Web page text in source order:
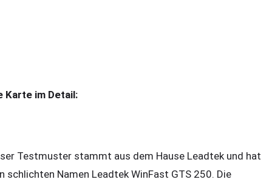
Karte im Detail:
Testmuster stammt aus dem Hause Leadtek und hat
schlichten Namen Leadtek WinFast GTS 250. Die